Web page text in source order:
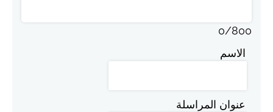
0/800
الاسم
عنوان المراسلة